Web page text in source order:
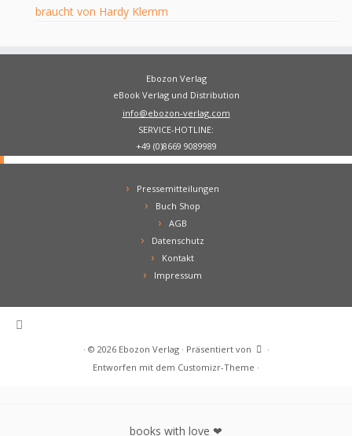
braucht von Hardy Klemm
Ebozon Verlag
eBook Verlag und Distribution
info@ebozon-verlag.com
SERVICE-HOTLINE:
+49 (0)8669 9089989
Pressemitteilungen
Buch Shop
AGB
Datenschutz
Kontakt
Impressum
· © 2026 Ebozon Verlag· Präsentiert von
·
Entworfen mit dem Customizr-Theme ·
books with love ❤